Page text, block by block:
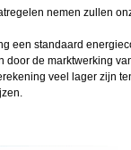
nemen zullen
een standaard
door de marktwerking
veel lager zijn